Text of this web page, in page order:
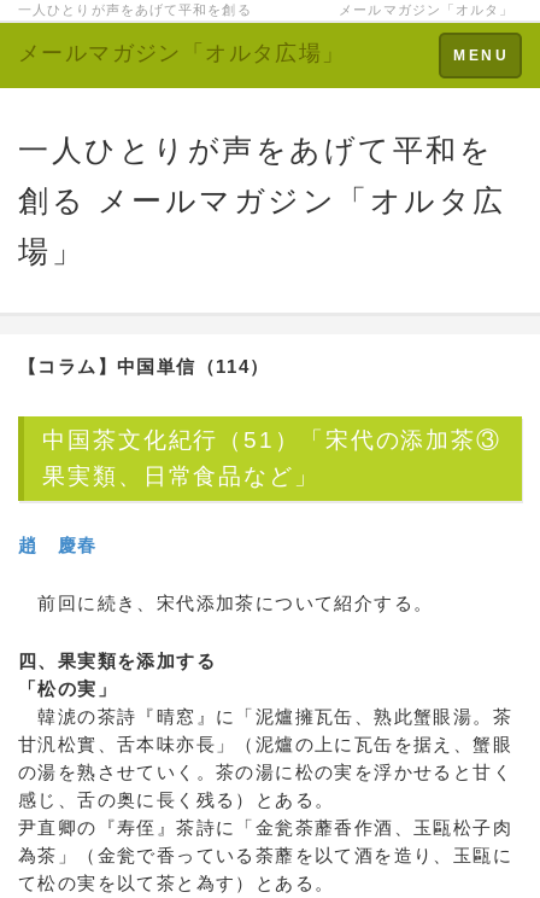
一人ひとりが声をあげて平和を創る メールマガジン「オルタ」
Toggle
navigation
MENU
メールマガジン「オルタ広場」
一人ひとりが声をあげて平和を
創る メールマガジン「オルタ広
場」
【コラム】 中国単信（114）
中国茶文化紀行（51）「宋代の添加茶③
果実類、日常食品など」
趙 慶春
前回に続き、宋代添加茶について紹介する。
四、果実類を添加する
「松の実」
韓淲の茶詩『晴窓』に「泥爐擁瓦缶、熟此蟹眼湯。茶
甘汎松實、舌本味亦長」（泥爐の上に瓦缶を据え、蟹眼
の湯を熟させていく。茶の湯に松の実を浮かせると甘く
感じ、舌の奥に長く残る）とある。
尹直卿の『寿侄』茶詩に「金瓮荼蘼香作酒、玉甌松子肉
為茶」（金瓮で香っている荼蘼を以て酒を造り、玉甌に
て松の実を以て茶と為す）とある。